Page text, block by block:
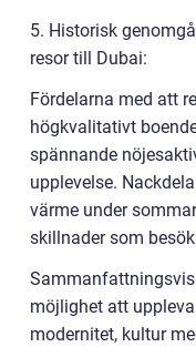
5. Historisk
resor till Dubai:
Fördelarna med att
högkvalitativt
spännande
upplevelse.
värme under
skillnader som
möjlighet att
modernitet, kultur